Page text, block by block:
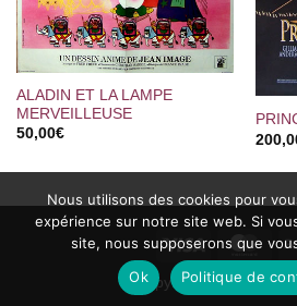
ALADIN ET LA LAMPE
MERVEILLEUSE
50,00€
Visa
Copyright 2002 ©
Nous utilisons des cookies pour
expérience sur notre site web. Si
site, nous supposerons que
Ok
Politique de